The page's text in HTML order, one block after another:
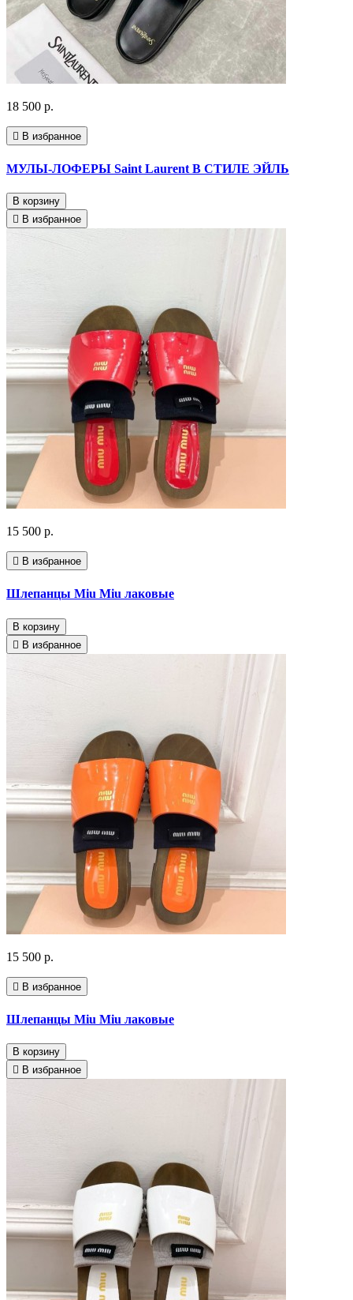
18 500 р.
В избранное
МУЛЫ-ЛОФЕРЫ Saint Laurent В СТИЛЕ ЭЙЛЬ
В корзину
В избранное
15 500 р.
В избранное
Шлепанцы Miu Miu лаковые
В корзину
В избранное
15 500 р.
В избранное
Шлепанцы Miu Miu лаковые
В корзину
В избранное